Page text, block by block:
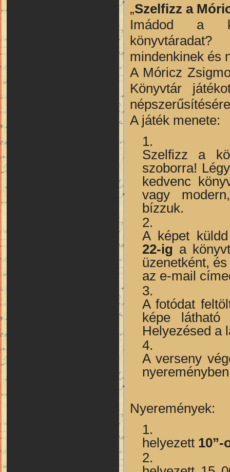
„Szelfizz a
Imádod a
mindenkinek és
A Móricz
Könyvtár
A játék menete:
Szelfizz a
szoborra!
kedvenc
vagy
bízzuk.
A képet
22-ig a
üzenetként,
az e-mail
A fotódat
képe
Helyezésed a
A verseny
Nyeremények:
helyezett 10”-